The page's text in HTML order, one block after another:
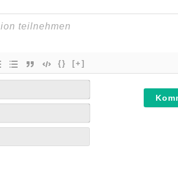
{} [+]